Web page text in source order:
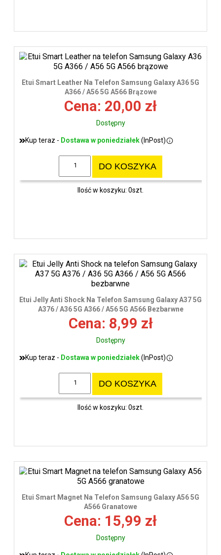
Etui Smart Leather Na Telefon Samsung Galaxy A36 5G
A366 / A56 5G A566 Brązowe
Cena: 20,00 zł
Dostępny
Kup teraz - Dostawa w poniedziałek(InPost)
DO KOSZYKA
Ilość w koszyku: 0szt.
Etui Jelly Anti Shock Na Telefon Samsung Galaxy A37 5G
A376 / A36 5G A366 / A56 5G A566 Bezbarwne
Cena: 8,99 zł
Dostępny
Kup teraz - Dostawa w poniedziałek(InPost)
DO KOSZYKA
Ilość w koszyku: 0szt.
Etui Smart Magnet Na Telefon Samsung Galaxy A56 5G
A566 Granatowe
Cena: 15,99 zł
Dostępny